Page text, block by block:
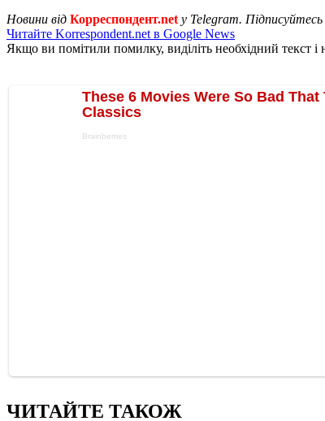
Новини від Корреспондент.net у Telegram.
Читайте Korrespondent.net в Google News
Якщо ви помітили помилку, виділіть необхідний текст
ЧИТАЙТЕ ТАКОЖ